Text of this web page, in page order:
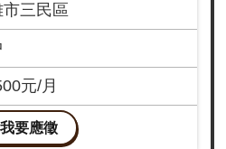
市三民區
元/月
我要應徵